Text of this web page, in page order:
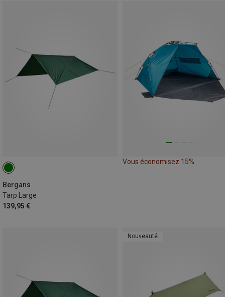
Bergans
Tarp Large
139,95 €
Vous économisez 15%
Nouveauté